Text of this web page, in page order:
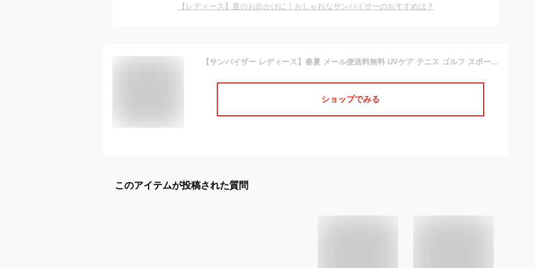
【レディース】夏のお出かけに！おしゃれなサンバイザーのおすすめは？
【サンバイザー レディース】春夏 メール便送料無料 UVケア テニス ゴルフ スポーツ 運動 自転車 おしゃれ 可愛い 麻 リネン つば長 つば広 紫外線対策 メンズ サイズ調節 シンプル 夏 女性 男性 プレゼント 【Linen Mix Sunvisor】
ショップでみる
このアイテムが投稿された質問